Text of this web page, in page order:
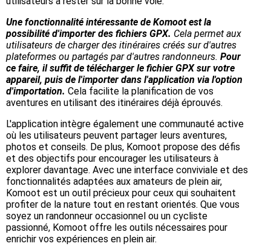
Une fonctionnalité intéressante de Komoot est la
possibilité d'importer des fichiers GPX. Cela permet aux
utilisateurs de charger des itinéraires créés sur d'autres
plateformes ou partagés par d'autres randonneurs. Pour
ce faire, il suffit de télécharger le fichier GPX sur votre
appareil, puis de l'importer dans l'application via l'option
d'importation. Cela facilite la planification de vos
aventures en utilisant des itinéraires déjà éprouvés.
L'application intègre également une communauté active
où les utilisateurs peuvent partager leurs aventures,
photos et conseils. De plus, Komoot propose des défis
et des objectifs pour encourager les utilisateurs à
explorer davantage. Avec une interface conviviale et des
fonctionnalités adaptées aux amateurs de plein air,
Komoot est un outil précieux pour ceux qui souhaitent
profiter de la nature tout en restant orientés. Que vous
soyez un randonneur occasionnel ou un cycliste
passionné, Komoot offre les outils nécessaires pour
enrichir vos expériences en plein air.